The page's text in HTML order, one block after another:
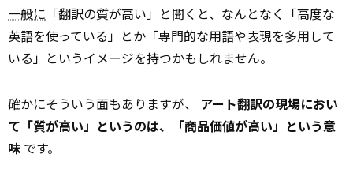
一般に 「翻訳の質が高い」と聞くと、なんとなく「高度な
英語を使っている」とか「専門的な用語や表現を多用して
いる」というイメージを持つかもしれません。
確かにそういう面もありますが、 アート翻訳の現場におい
て「質が高い」というのは、「商品価値が高い」という意
味 です。